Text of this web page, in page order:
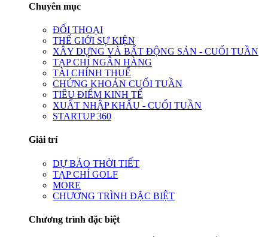
Chuyên mục
ĐỐI THOẠI
THẾ GIỚI SỰ KIỆN
XÂY DỰNG VÀ BẤT ĐỘNG SẢN - CUỐI TUẦN
TẠP CHÍ NGÂN HÀNG
TÀI CHÍNH THUẾ
CHỨNG KHOÁN CUỐI TUẦN
TIÊU ĐIỂM KINH TẾ
XUẤT NHẬP KHẨU - CUỐI TUẦN
STARTUP 360
Giải trí
DỰ BÁO THỜI TIẾT
TẠP CHÍ GOLF
MORE
CHƯƠNG TRÌNH ĐẶC BIỆT
Chương trình đặc biệt